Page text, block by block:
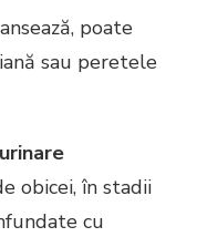
poate
sau peretele
obicei, în stadii
cu